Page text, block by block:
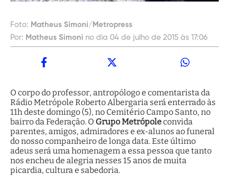
Foto: Matheus Simoni/Metropress
Por: Matheus Simoni no dia 04 de julho de 2015 às 17:06
O corpo do professor, antropólogo e comentarista da
Rádio Metrópole Roberto Albergaria será enterrado às
11h deste domingo (5), no Cemitério Campo Santo, no
bairro da Federação. O Grupo Metrópoleconvida
parentes, amigos, admiradores e ex-alunos ao funeral
do nosso companheiro de longa data. Este último
adeus será uma homenagem a essa pessoa que tanto
nos encheu de alegria nesses 15 anos de muita
picardia, cultura e sabedoria.